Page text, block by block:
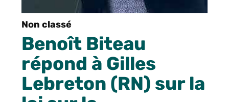
Non classé
Benoît Biteau
répond à Gilles
Lebreton (RN) sur la